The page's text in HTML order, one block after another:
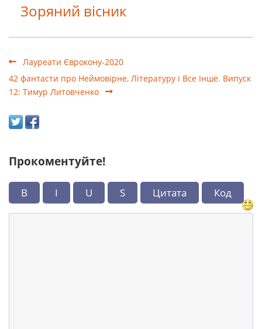
Зоряний вісник
Лауреати Єврокону-2020
42 фантасти про Неймовірне, Літературу і Все Інше. Випуск
12: Тимур Литовченко
Прокоментуйте!
B I U S Цитата Код